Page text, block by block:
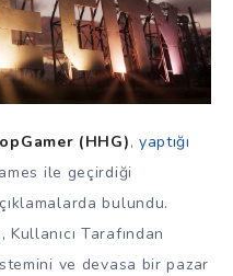
(HHG), yaptığı
ile geçirdiği
bulundu.
Tarafından
ve devasa bir pazar